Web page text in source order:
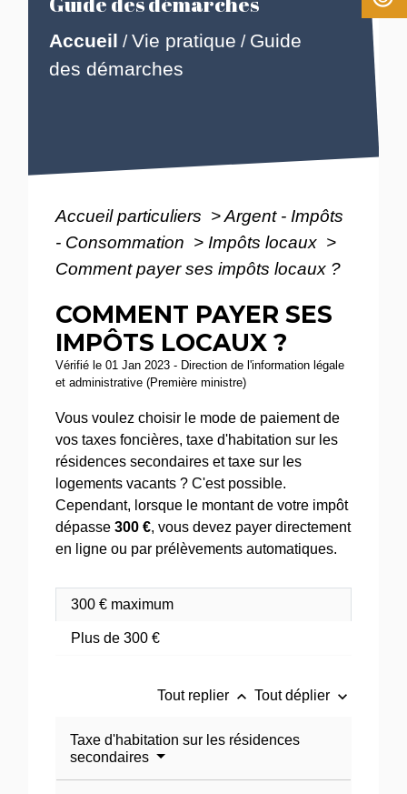
Accueil /Vie pratique / Guide
des démarches
Accueil particuliers >Argent - Impôts
- Consommation > Impôts locaux >
Comment payer ses impôts locaux ?
COMMENT PAYER SES
IMPÔTS LOCAUX ?
Vérifié le 01 Jan 2023 - Direction de l'information légale
et administrative (Première ministre)
Vous voulez choisir le mode de paiement de
vos taxes foncières, taxe d'habitation sur les
résidences secondaires et taxe sur les
logements vacants ? C'est possible.
Cependant, lorsque le montant de votre impôt
dépasse300 €, vous devez payer directement
en ligne ou par prélèvements automatiques.
300 € maximum
Plus de 300 €
Tout replier keyboard_arrow_up Tout déplier keyboard_arrow_down
Taxe d'habitation sur les résidences
secondaires